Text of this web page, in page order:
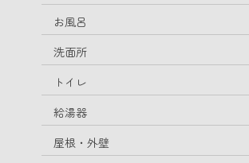
お風呂
洗面所
トイレ
給湯器
屋根・外壁